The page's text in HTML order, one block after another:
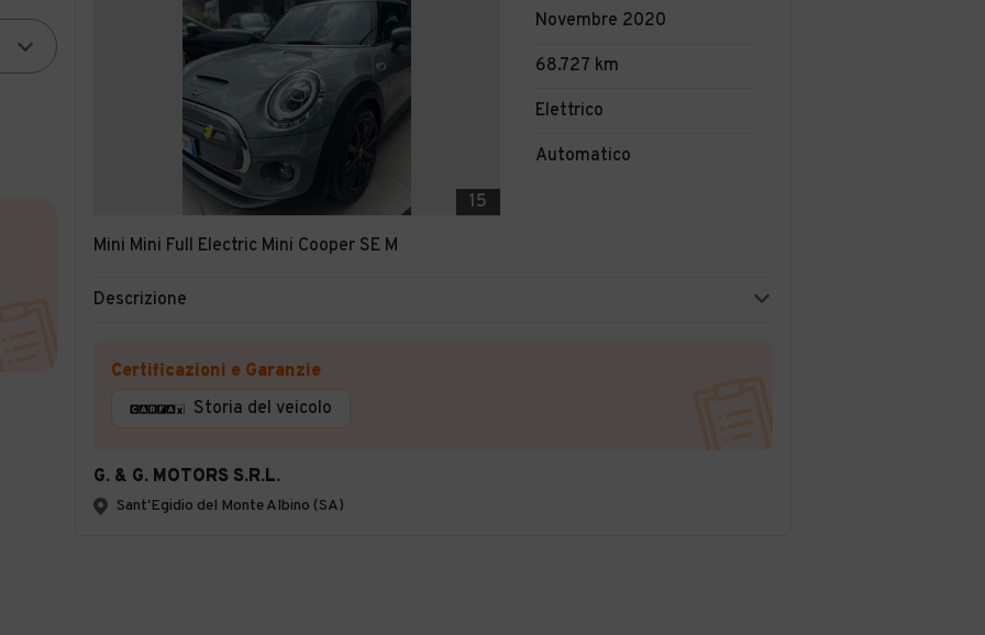
15
Mini Mini Full Electric Mini Cooper SE M
Novembre 2020
68.727 km
Elettrico
Automatico
Descrizione
Certificazioni e Garanzie
Storia del veicolo
G. & G. MOTORS S.R.L.
Sant'Egidio del Monte Albino (SA)